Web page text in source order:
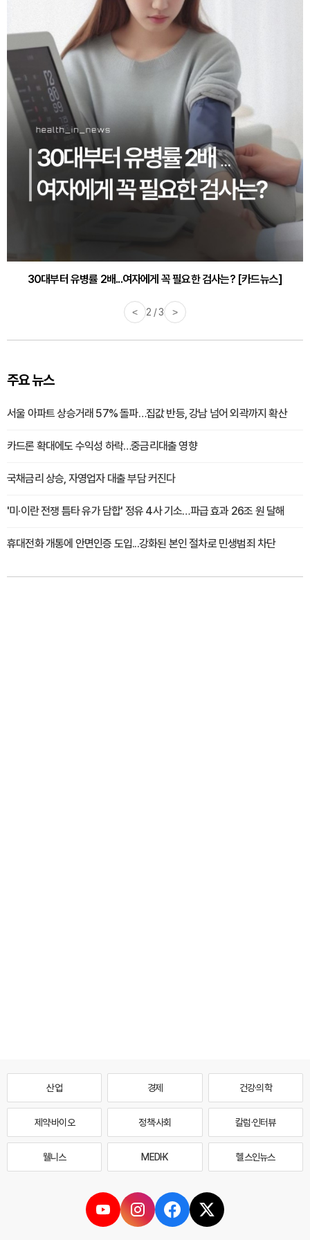
30대부터 유병률 2배...여자에게 꼭 필요한 검사는? [카드뉴스]
감기·독감 예방하고 면역력 높이는 4가지 영양제 [카드뉴스]
< 2 / 3 >
주요 뉴스
서울 아파트 상승거래 57% 돌파…집값 반등, 강남 넘어 외곽까지 확산
카드론 확대에도 수익성 하락…중금리대출 영향
국채금리 상승, 자영업자 대출 부담 커진다
'미·이란 전쟁 틈타 유가 담합' 정유 4사 기소…파급 효과 26조 원 달해
휴대전화 개통에 안면인증 도입...강화된 본인 절차로 민생범죄 차단
산업 경제 건강·의학
제약·바이오 정책·사회 칼럼·인터뷰
웰니스 MEDI·K 헬스인뉴스